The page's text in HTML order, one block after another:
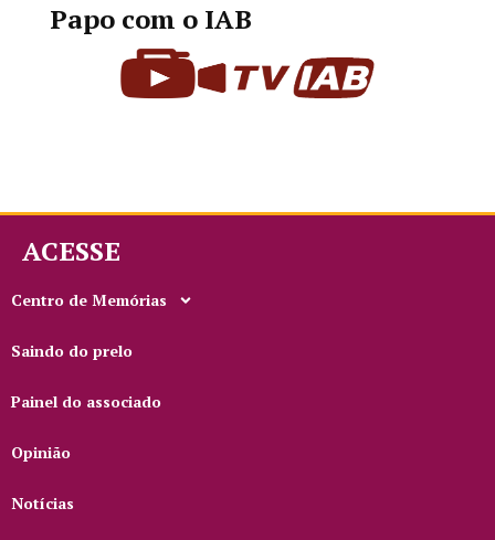
Papo com o IAB
ACESSE
Centro de Memórias
Saindo do prelo
Painel do associado
Opinião
Notícias